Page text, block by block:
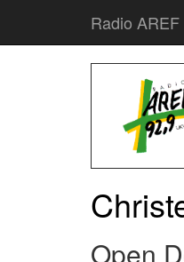
Radio AREF
Open